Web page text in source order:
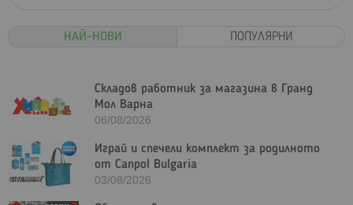
НАЙ-НОВИ
Складов работник за магазина в Гранд
Мол Варна
06/08/2026
Играй и спечели комплект за родилното
от Canpol Bulgaria
03/08/2026
ПОПУЛЯРНИ